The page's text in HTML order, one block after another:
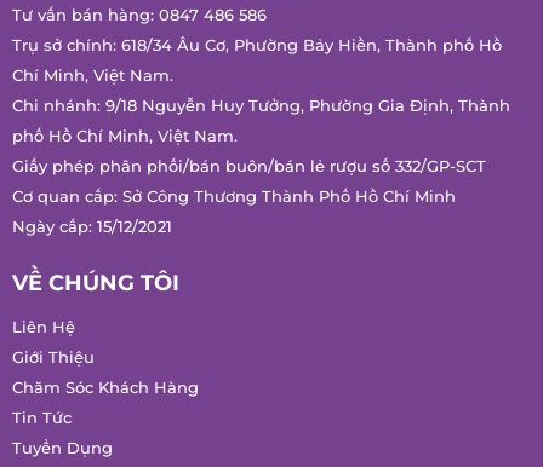
Email CSKH:cskh.winecity@gmail.com
Tư vấn bán hàng:0847 486 586
Trụ sở chính: 618/34 Âu Cơ, Phường Bảy Hiền, Thành phố Hồ
Chí Minh, Việt Nam.
Chi nhánh: 9/18 Nguyễn Huy Tưởng, Phường Gia Định, Thành
phố Hồ Chí Minh, Việt Nam.
Giấy phép phân phối/bán buôn/bán lẻ rượu số 332/GP-SCT
Cơ quan cấp: Sở Công Thương Thành Phố Hồ Chí Minh
Ngày cấp: 15/12/2021
VỀ CHÚNG TÔI
Liên Hệ
Giới Thiệu
Chăm Sóc Khách Hàng
Tin Tức